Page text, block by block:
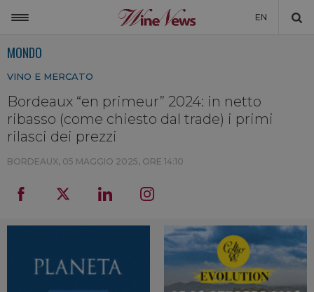
EN
NON SOLO VINO
LA CANTINA DI WINENEWS
DICONO DI NOI
MONDO
VINO E MERCATO
Bordeaux “en primeur” 2024: in netto
ribasso (come chiesto dal trade) i primi
rilasci dei prezzi
BORDEAUX, 05 MAGGIO 2025, ORE 14:10